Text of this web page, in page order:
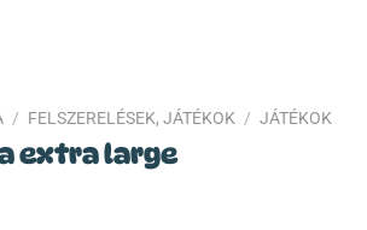
/ FELSZERELÉSEK, JÁTÉKOK / JÁTÉKOK
extra large